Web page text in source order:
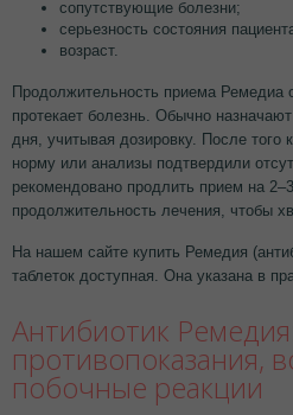
сопутствующие болезни;
серьезность состояния
возраст.
Продолжительность приема Ремедиа
протекает болезнь. Обычно
дня, учитывая дозировку. После того
норму или анализы подтвердили
рекомендовано продлить прием на
продолжительность лечения, чтобы
На нашем сайте купить Ремедия
таблеток доступная. Она указана в
Антибиотик
противопоказания,
побочные реакции